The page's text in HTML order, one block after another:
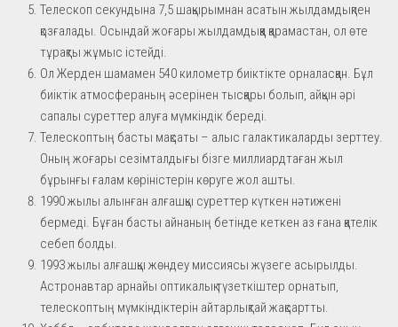
Телескоп секундына 7,5 шақырымнан асатын жылдамдықпен
қозғалады. Осындай жоғары жылдамдыққа қарамастан, ол өте
тұрақты жұмыс істейді.
Ол Жерден шамамен 540 километр биіктікте орналасқан. Бұл
биіктік атмосфераның әсерінен тысқары болып, айқын әрі
сапалы суреттер алуға мүмкіндік береді.
Телескоптың басты мақсаты – алыс галактикаларды зерттеу.
Оның жоғары сезімталдығы бізге миллиардтаған жыл
бұрынғы ғалам көріністерін көруге жол ашты.
1990 жылы алынған алғашқы суреттер күткен нәтижені
бермеді. Бұған басты айнаның бетінде кеткен аз ғана қателік
себеп болды.
1993 жылы алғашқы жөндеу миссиясы жүзеге асырылды.
Астронавтар арнайы оптикалық түзеткіштер орнатып,
телескоптың мүмкіндіктерін айтарлықтай жақсартты.